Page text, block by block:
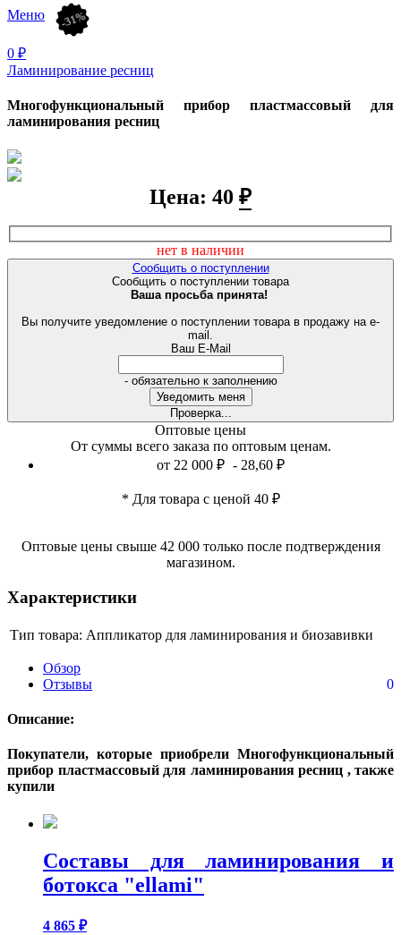
Меню
0 ₽
Ламинирование ресниц
Многофункциональный прибор пластмассовый для
ламинирования ресниц
Цена: 40 ₽
нет в наличии
Сообщить о поступлении
Сообщить о поступлении товара
Ваша просьба принята!
Вы получите уведомление о поступлении товара в продажу на e-
mail.
Ваш E-Mail
- обязательно к заполнению
Проверка...
Оптовые цены
От суммы всего заказа по оптовым ценам.
от 22 000 ₽ - 28,60 ₽
* Для товара с ценой 40 ₽
Оптовые цены свыше 42 000 только после подтверждения
магазином.
Характеристики
Тип товара: Аппликатор для ламинирования и биозавивки
Обзор
Отзывы
0
Описание:
Покупатели, которые приобрели Многофункциональный
прибор пластмассовый для ламинирования ресниц , также
купили
-23%
Составы для ламинирования и
ботокса "ellami"
4 865 ₽
-38%
-50%
-45%
-31%